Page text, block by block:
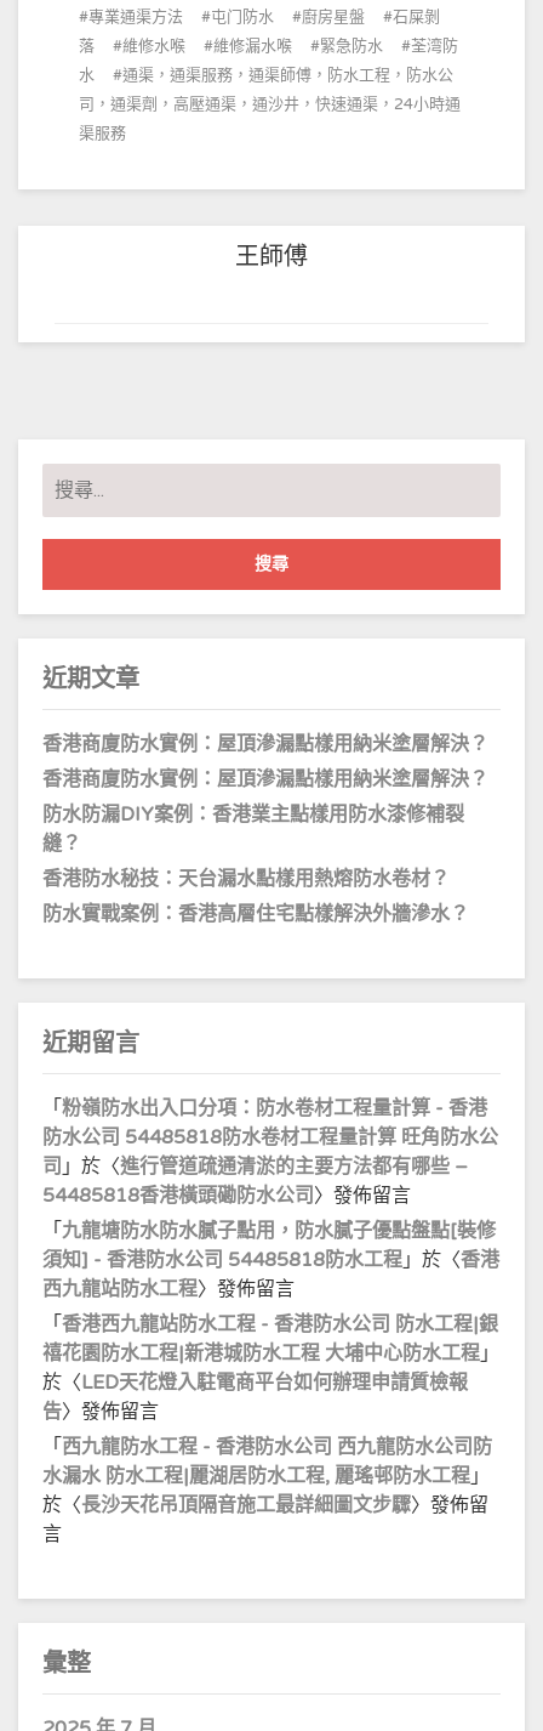
專業通渠方法
屯门防水 廚房星盤
石屎剝
落
維修水喉 維修漏水喉 緊急防水
荃湾防
水
通渠，通渠服務，通渠師傅，防水工程，防水公
司，通渠劑，高壓通渠，通沙井，快速通渠，24小時通
渠服務
王師傅
搜
尋
關
字:
近期文章
香港商廈防水實例：屋頂滲漏點樣用納米塗層解決？
香港商廈防水實例：屋頂滲漏點樣用納米塗層解決？
防水防漏DIY案例：香港業主點樣用防水漆修補裂
縫？
香港防水秘技：天台漏水點樣用熱熔防水卷材？
防水實戰案例：香港高層住宅點樣解決外牆滲水？
近期留言
「 粉嶺防水出入口分項：防水卷材工程量計算 - 香港
防水公司 54485818防水卷材工程量計算 旺角防水公
司 」於〈進行管道疏通清淤的主要方法都有哪些 –
54485818香港橫頭磡防水公司 〉發佈留言
「 九龍塘防水防水膩子點用，防水膩子優點盤點[裝修
須知] - 香港防水公司 54485818防水工程 」於〈香港
西九龍站防水工程〉發佈留言
「 香港西九龍站防水工程 - 香港防水公司 防水工程|銀
禧花園防水工程|新港城防水工程 大埔中心防水工程 」
於〈LED天花燈入駐電商平台如何辦理申請質檢報
告〉發佈留言
「 西九龍防水工程 - 香港防水公司 西九龍防水公司防
水漏水 防水工程|麗湖居防水工程, 麗瑤邨防水工程 」
於〈長沙天花吊頂隔音施工最詳細圖文步驟〉發佈留
言
彙整